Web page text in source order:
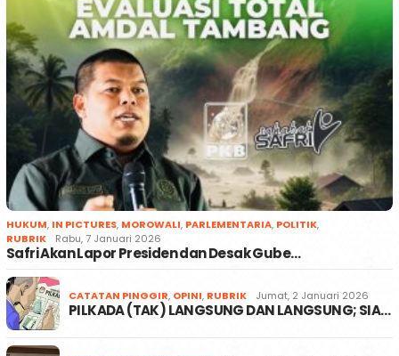
HUKUM, IN PICTURES, MOROWALI, PARLEMENTARIA, POLITIK,
RUBRIK
Rabu, 7 Januari 2026
Safri Akan Lapor Presiden dan Desak Gube…
CATATAN PINGGIR, OPINI, RUBRIK Jumat, 2 Januari 2026
PILKADA (TAK) LANGSUNG DAN LANGSUNG; SIA…